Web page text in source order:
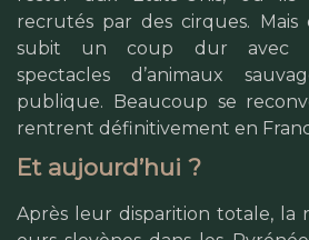
recrutés par des cirques. Mais
subit un coup dur avec
spectacles d’animaux
publique. Beaucoup se
rentrent définitivement en
Et aujourd’hui ?
Après leur disparition totale, la